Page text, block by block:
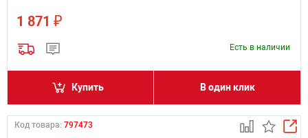
1 871 ₽
Есть в наличии
Купить В один клик
Код товара: 797473